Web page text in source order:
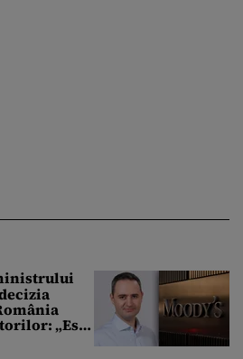
„Este
caz un